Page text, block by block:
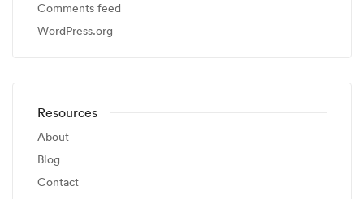
Comments feed
WordPress.org
Resources
About
Blog
Contact